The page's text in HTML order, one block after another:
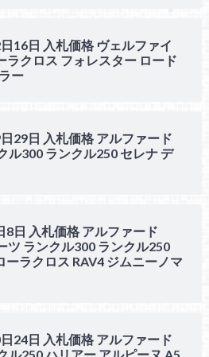
16日 入札価格 ヴェルファイ
ラクロス フォレスター ロード
ー
29日 入札価格 アルファード
ル300 ランクル250 セレナ デ
日 入札価格 アルファード
ツ ランクル300 ランクル250
ーラクロス RAV4 ジムニーノマ
24日 入札価格 アルファード